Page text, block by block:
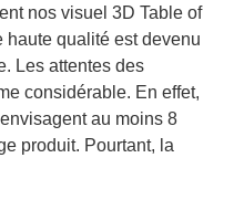
nos visuel 3D Table of
qualité est devenu
Les attentes des
considérable. En effet,
au moins 8
produit. Pourtant, la